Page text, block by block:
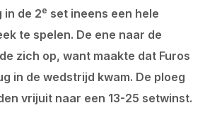
in de 2e set ineens een hele
te spelen. De ene naar de
zich op, want maakte dat Furos
in de wedstrijd kwam. De ploeg
vrijuit naar een 13-25 setwinst.